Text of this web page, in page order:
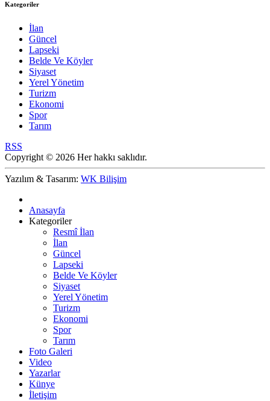
Kategoriler
İlan
Güncel
Lapseki
Belde Ve Köyler
Siyaset
Yerel Yönetim
Turizm
Ekonomi
Spor
Tarım
RSS
Copyright © 2026 Her hakkı saklıdır.
Yazılım & Tasarım: WK Bilişim
Anasayfa
Kategoriler
Resmî İlan
İlan
Güncel
Lapseki
Belde Ve Köyler
Siyaset
Yerel Yönetim
Turizm
Ekonomi
Spor
Tarım
Foto Galeri
Video
Yazarlar
Künye
İletişim